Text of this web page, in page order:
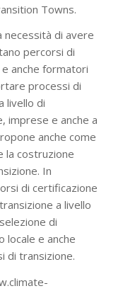
Towns.
necessità di avere
percorsi di
anche formatori
processi di
livello di
imprese e anche a
anche come
la costruzione
In
di certificazione
a livello
di
locale e anche
di transizione.